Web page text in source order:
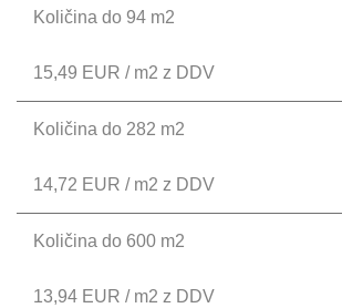
Količina do 94 m2
15,49 EUR / m2 z DDV
Količina do 282 m2
14,72 EUR / m2 z DDV
Količina do 600 m2
13,94 EUR / m2 z DDV